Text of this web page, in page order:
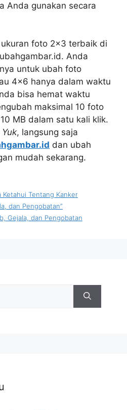
Anda gunakan secara
foto 2×3 terbaik di
Anda
untuk ubah foto
4×6 hanya dalam waktu
bisa hemat waktu
maksimal 10 foto
MB dalam satu kali klik.
Yuk, langsung saja
dan ubah
mudah sekarang.
Ketahui Tentang Kanker
dan Pengobatan”
Gejala, dan Pengobatan